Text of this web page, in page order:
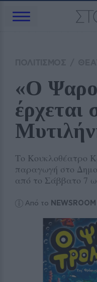
«Ο
έρχεται
Το Κουκλοθέατρο
παραγωγή στο
από το Σάββατο 7
Από το NEWSROOM